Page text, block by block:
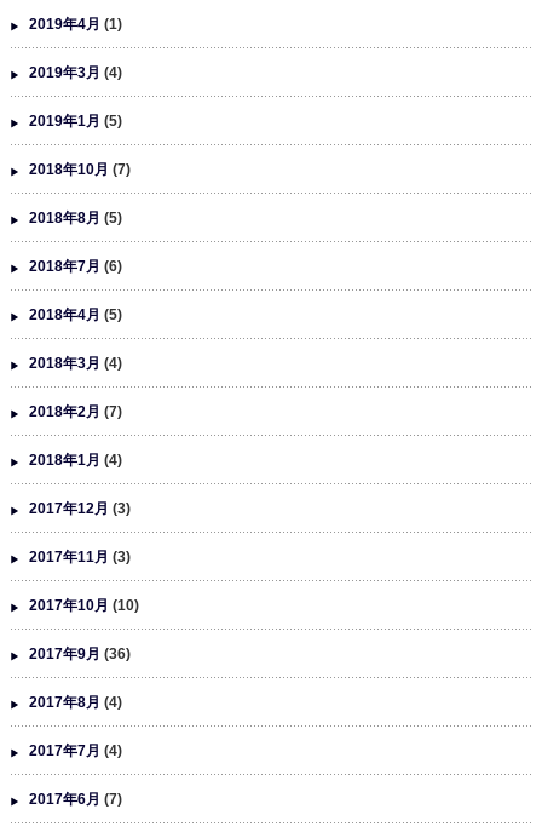
2019年4月 (1)
2019年3月 (4)
2019年1月 (5)
2018年10月 (7)
2018年8月 (5)
2018年7月 (6)
2018年4月 (5)
2018年3月 (4)
2018年2月 (7)
2018年1月 (4)
2017年12月 (3)
2017年11月 (3)
2017年10月 (10)
2017年9月 (36)
2017年8月 (4)
2017年7月 (4)
2017年6月 (7)